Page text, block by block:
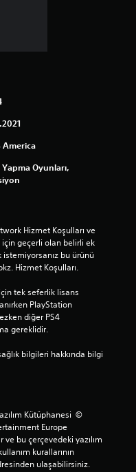
America
Yapma Oyunları,
Hizmet Koşulları ve
için geçerli olan belirli ek
bu ürünü
Hizmet Koşulları.
tek seferlik lisans
PlayStation
diğer PS4
gereklidir.
bilgileri hakkında bilgi
Kütüphanesi  ©
Europe
bu çerçevedeki yazılım
kurallarının
ulaşabilirsiniz.